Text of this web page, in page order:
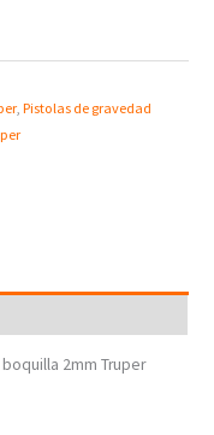
,Pistolas de gravedad
2mm Truper